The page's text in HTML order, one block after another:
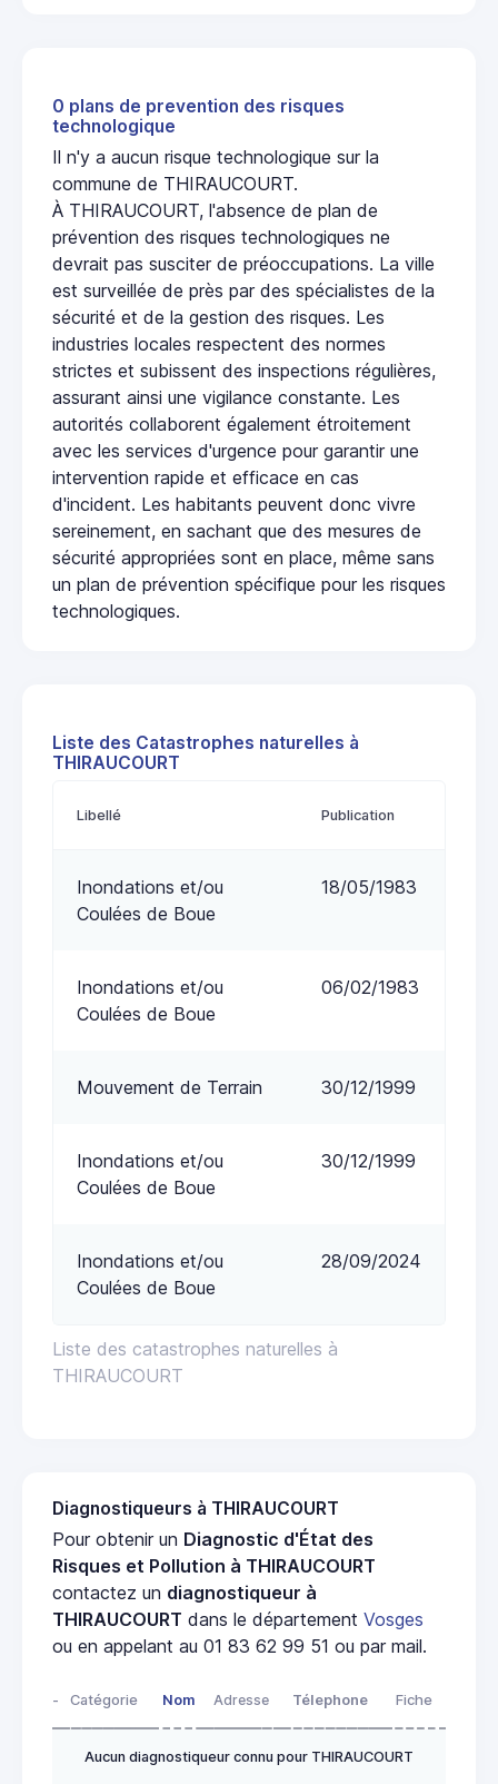
0 plans de prevention des risques
technologique
Il n'y a aucun risque technologique sur la
commune de THIRAUCOURT.
À THIRAUCOURT, l'absence de plan de
prévention des risques technologiques ne
devrait pas susciter de préoccupations. La ville
est surveillée de près par des spécialistes de la
sécurité et de la gestion des risques. Les
industries locales respectent des normes
strictes et subissent des inspections régulières,
assurant ainsi une vigilance constante. Les
autorités collaborent également étroitement
avec les services d'urgence pour garantir une
intervention rapide et efficace en cas
d'incident. Les habitants peuvent donc vivre
sereinement, en sachant que des mesures de
sécurité appropriées sont en place, même sans
un plan de prévention spécifique pour les risques
technologiques.
Liste des Catastrophes naturelles à
THIRAUCOURT
Liste des catastrophes naturelles à
THIRAUCOURT
Libellé Publication
Inondations et/ou
Coulées de Boue
18/05/1983
Inondations et/ou
Coulées de Boue
06/02/1983
Mouvement de Terrain 30/12/1999
Inondations et/ou
Coulées de Boue
30/12/1999
Inondations et/ou
Coulées de Boue
28/09/2024
Diagnostiqueurs à THIRAUCOURT
Pour obtenir un Diagnostic d'État des
Risques et Pollution à THIRAUCOURT
contactez un diagnostiqueur à
THIRAUCOURT dans le département Vosges
ou en appelant au 01 83 62 99 51 ou par mail.
- Catégorie Nom Adresse Télephone Fiche
Aucun diagnostiqueur connu pour THIRAUCOURT